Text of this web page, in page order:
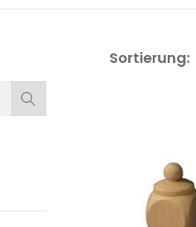
Sortierung: